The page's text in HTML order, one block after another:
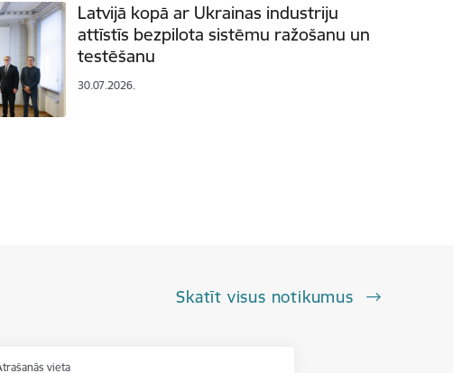
Latvijā kopā ar Ukrainas industriju
attīstīs bezpilota sistēmu ražošanu un
testēšanu
30.07.2026.
Skatīt visus notikumus
vieta